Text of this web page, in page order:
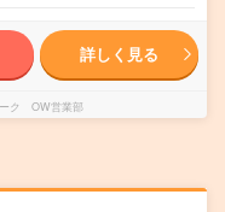
詳しく見る
ーク OW営業部